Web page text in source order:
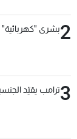
2بشرى "كهربائية"
3ترامب يقيّد